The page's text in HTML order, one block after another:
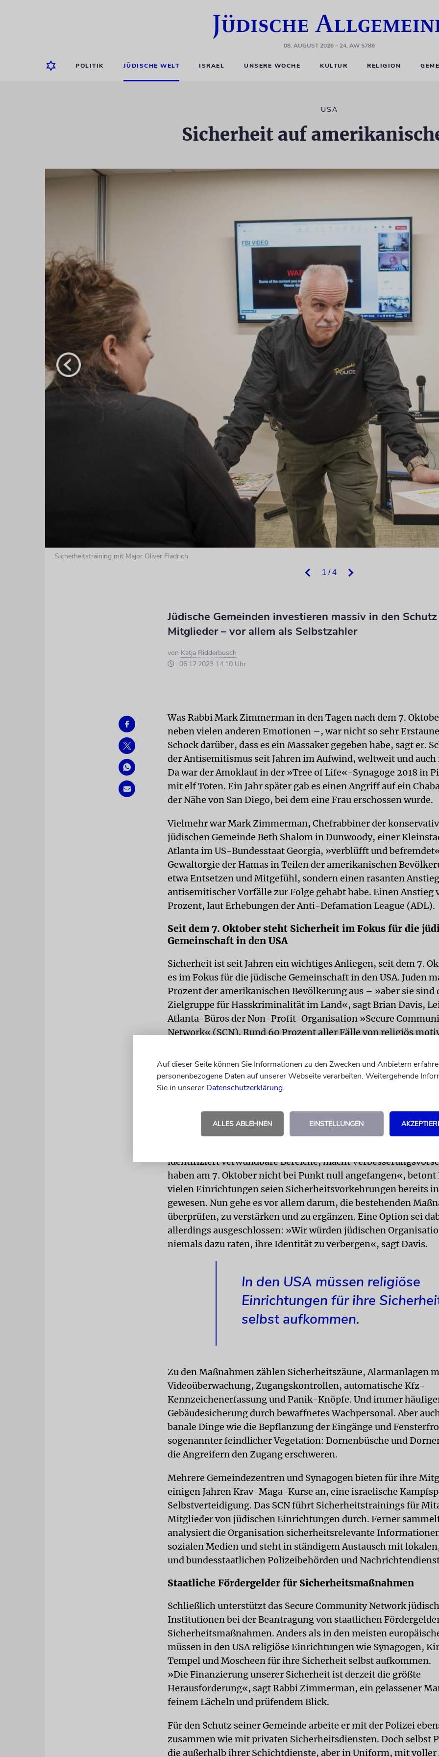
08. AUGUST 2026– 24. AW 5786
POLITIK JÜDISCHE WELT ISRAEL UNSERE WOCHE KULTUR RELIGION
USA
Sicherheit auf
1 / 4
Sicherheitstraining mit Major Oliver Fladrich
Jüdische Gemeinden investieren massiv in den
Mitglieder – vor allem als Selbstzahler
von Katja Ridderbusch
06.12.2023 14:10 Uhr
Was Rabbi Mark Zimmerman in den Tagen nach dem 7.
neben vielen anderen Emotionen –, war nicht so sehr
Schock darüber, dass es ein Massaker gegeben habe, sagt er.
der Antisemitismus seit Jahren im Aufwind, weltweit und auch
Da war der Amoklauf in der »Tree of Life«-Synagoge 2018 in
mit elf Toten. Ein Jahr später gab es einen Angriff auf ein
der Nähe von San Diego, bei dem eine Frau erschossen wurde.
Vielmehr war Mark Zimmerman, Chef­rabbiner der
jüdischen Gemeinde Beth Shalom in Dunwoody, einer
Atlanta im US-Bundesstaat Georgia, »verblüfft und
Gewaltorgie der Hamas in Teilen der amerikanischen
etwa Entsetzen und Mitgefühl, sondern einen rasanten Anstieg
antisemitischer Vorfälle zur Folge gehabt habe. Einen Anstieg
Prozent, laut Erhebungen der Anti-Defamation League (ADL).
Seit dem 7. Oktober steht Sicherheit im Fokus für die
Gemeinschaft in den USA
Sicherheit ist seit Jahren ein wichtiges Anliegen, seit dem 7.
es im Fokus für die jüdische Gemeinschaft in den USA. Juden
Prozent der amerikanischen Bevölkerung aus – »aber sie sind
Zielgruppe für Hasskriminalität im Land«, sagt Brian Davis,
Atlanta-Büros der Non-Profit-Organisation »Secure
Network« (SCN). Rund 60 Prozent aller Fälle von religiös
Das Secure Community Network hat sich zur Aufgabe gemacht,
Einrichtungen – Synagogen, Schulen, Gemeindezentren oder
zu unterstützen. Davis, ehemaliger Mitarbeiter des FBI, betreut
Einrichtungen im Großraum Atlanta.
identifiziert verwundbare Bereiche, macht
haben am 7. Oktober nicht bei Punkt null angefangen«, betont
vielen Einrichtungen seien Sicherheitsvorkehrungen bereits
gewesen. Nun gehe es vor allem darum, die bestehenden
überprüfen, zu verstärken und zu ergänzen. Eine Option sei
allerdings ausgeschlossen: »Wir würden jüdischen
niemals dazu raten, ihre Identität zu verbergen«, sagt Davis.
In den USA müssen religiöse
Einrichtungen für ihre
selbst aufkommen.
Zu den Maßnahmen zählen Sicherheitszäune, Alarmanlagen
Videoüberwachung, Zugangskontrollen, automatische Kfz-
Kennzeichenerfassung und Panik-Knöpfe. Und immer
Gebäudesicherung durch bewaffnetes Wachpersonal. Aber
banale Dinge wie die Bepflanzung der Eingänge und
sogenannter feindlicher Vegetation: Dornenbüsche und
die Angreifern den Zugang erschweren.
Mehrere Gemeindezentren und Synagogen bieten für ihre
einigen Jahren Krav-Maga-Kurse an, eine israelische
Selbstverteidigung. Das SCN führt Sicherheitstrainings für
Mitglieder von jüdischen Einrichtungen durch. Ferner
analysiert die Organisation sicherheitsrelevante
sozialen Medien und steht in ständigem Austausch mit
und bundesstaatlichen Polizeibehörden und
Staatliche Fördergelder für Sicherheitsmaßnahmen
Schließlich unterstützt das Secure Community Network
Institutionen bei der Beantragung von staatlichen
Sicherheitsmaßnahmen. Anders als in den meisten
müssen in den USA religiöse Einrichtungen wie Synagogen,
Tempel und Moscheen für ihre Sicherheit selbst aufkommen.
»Die Finanzierung unserer Sicherheit ist derzeit die größte
Herausforderung«, sagt Rabbi Zimmerman, ein gelassener
feinem Lächeln und prüfendem Blick.
Für den Schutz seiner Gemeinde arbeite er mit der Polizei
zusammen wie mit privaten Sicherheitsdiensten. Doch selbst
die außerhalb ihrer Schichtdienste, aber in Uniform, mit voller
Auf dieser Seite können Sie Informationen zu den Zwecken und Anbietern
personenbezogene Daten auf unserer Webseite verarbeiten. Weitergehende
Sie in unserer Datenschutzerklärung.
ALLES ABLEHNEN EINSTELLUNGEN